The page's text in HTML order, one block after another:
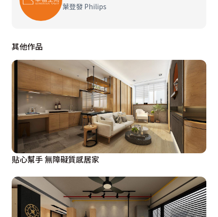
葉登發 Philips
其他作品
貼心幫手 無障礙質感居家